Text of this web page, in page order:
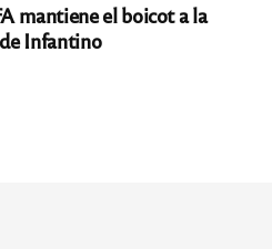
mantiene el boicot a la
Infantino